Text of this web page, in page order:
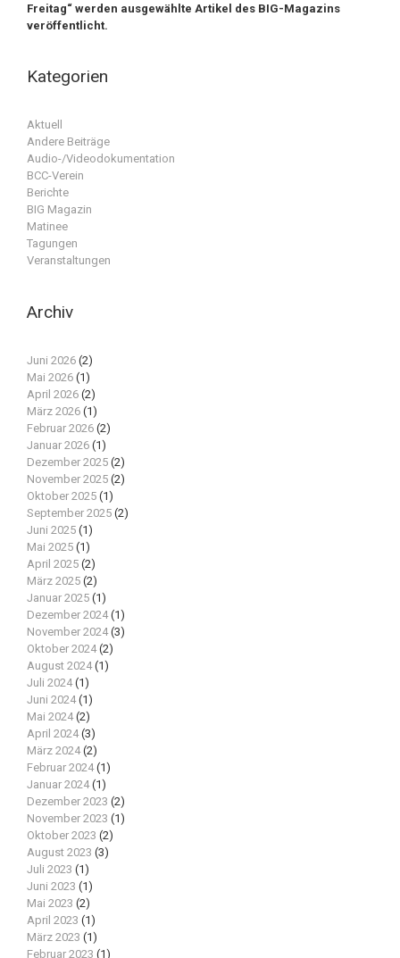
Freitag“ werden ausgewählte Artikel des BIG-Magazins
veröffentlicht.
Kategorien
Aktuell
Andere Beiträge
Audio-/Videodokumentation
BCC-Verein
Berichte
BIG Magazin
Matinee
Tagungen
Veranstaltungen
Archiv
Juni 2026 (2)
Mai 2026 (1)
April 2026 (2)
März 2026 (1)
Februar 2026 (2)
Januar 2026 (1)
Dezember 2025 (2)
November 2025 (2)
Oktober 2025 (1)
September 2025 (2)
Juni 2025 (1)
Mai 2025 (1)
April 2025 (2)
März 2025 (2)
Januar 2025 (1)
Dezember 2024(1)
November 2024(3)
Oktober 2024(2)
August 2024(1)
Juli 2024(1)
Juni 2024(1)
Mai 2024(2)
April 2024(3)
März 2024(2)
Februar 2024(1)
Januar 2024(1)
Dezember 2023 (2)
November 2023 (1)
Oktober 2023 (2)
August 2023 (3)
Juli 2023 (1)
Juni 2023 (1)
Mai 2023 (2)
April 2023 (1)
März 2023 (1)
Februar 2023 (1)